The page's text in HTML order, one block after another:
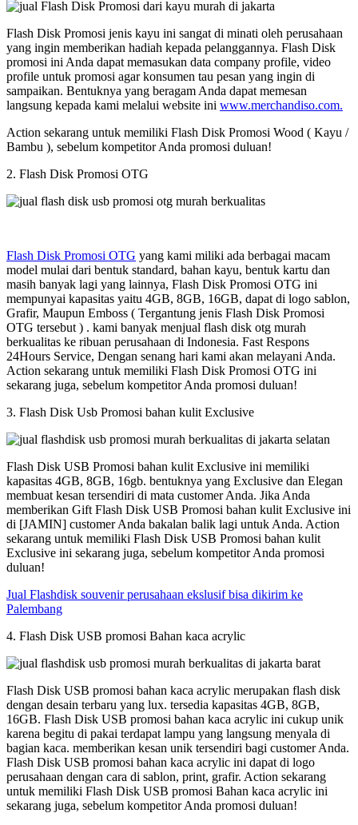
Flash Disk Promosi jenis kayu ini sangat di minati oleh perusahaan
yang ingin memberikan hadiah kepada pelanggannya. Flash Disk
promosi ini Anda dapat memasukan data company profile, video
profile untuk promosi agar konsumen tau pesan yang ingin di
sampaikan. Bentuknya yang beragam Anda dapat memesan
langsung kepada kami melalui website ini www.merchandiso.com.
Action sekarang untuk memiliki Flash Disk Promosi Wood ( Kayu /
Bambu ), sebelum kompetitor Anda promosi duluan!
2. Flash Disk Promosi OTG
Flash Disk Promosi OTG yang kami miliki ada berbagai macam
model mulai dari bentuk standard, bahan kayu, bentuk kartu dan
masih banyak lagi yang lainnya, Flash Disk Promosi OTG ini
mempunyai kapasitas yaitu 4GB, 8GB, 16GB, dapat di logo sablon,
Grafir, Maupun Emboss ( Tergantung jenis Flash Disk Promosi
OTG tersebut ) . kami banyak menjual flash disk otg murah
berkualitas ke ribuan perusahaan di Indonesia. Fast Respons
24Hours Service, Dengan senang hari kami akan melayani Anda.
Action sekarang untuk memiliki Flash Disk Promosi OTG ini
sekarang juga, sebelum kompetitor Anda promosi duluan!
3. Flash Disk Usb Promosi bahan kulit Exclusive
Flash Disk USB Promosi bahan kulit Exclusive ini memiliki
kapasitas 4GB, 8GB, 16gb. bentuknya yang Exclusive dan Elegan
membuat kesan tersendiri di mata customer Anda. Jika Anda
memberikan Gift Flash Disk USB Promosi bahan kulit Exclusive ini
di [JAMIN] customer Anda bakalan balik lagi untuk Anda. Action
sekarang untuk memiliki Flash Disk USB Promosi bahan kulit
Exclusive ini sekarang juga, sebelum kompetitor Anda promosi
duluan!
Jual Flashdisk souvenir perusahaan ekslusif bisa dikirim ke
Palembang
4. Flash Disk USB promosi Bahan kaca acrylic
Flash Disk USB promosi bahan kaca acrylic merupakan flash disk
dengan desain terbaru yang lux. tersedia kapasitas 4GB, 8GB,
16GB. Flash Disk USB promosi bahan kaca acrylic ini cukup unik
karena begitu di pakai terdapat lampu yang langsung menyala di
bagian kaca. memberikan kesan unik tersendiri bagi customer Anda.
Flash Disk USB promosi bahan kaca acrylic ini dapat di logo
perusahaan dengan cara di sablon, print, grafir. Action sekarang
untuk memiliki Flash Disk USB promosi Bahan kaca acrylic ini
sekarang juga, sebelum kompetitor Anda promosi duluan!